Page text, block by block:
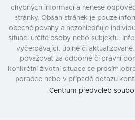
chybných informací a nenese
stránky. Obsah stránek je pouze
obecné povahy a nezohledňuje
situaci určité osoby nebo subjektu.
vyčerpávající, úplné či
považovat za odborné či právní
konkrétní životní situace se prosím
poradce nebo v případě dotazu
Centrum předvoleb